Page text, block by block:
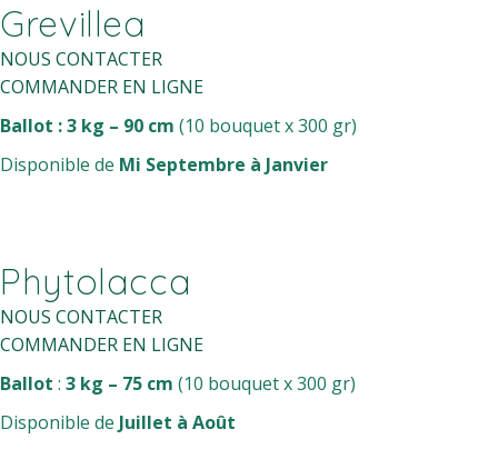
Grevillea
NOUS CONTACTER
COMMANDER EN LIGNE
Ballot : 3 kg – 90 cm (10 bouquet x 300 gr)
Disponible de Mi Septembre à Janvier
Phytolacca
NOUS CONTACTER
COMMANDER EN LIGNE
Ballot : 3 kg – 75 cm (10 bouquet x 300 gr)
Disponible de Juillet à Août